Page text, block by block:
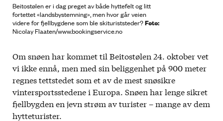
Beitostølen er i dag preget av både hyttefelt og litt
fortettet «landsbystemning», men hvor går veien
videre for fjellbygdene som ble skituriststeder?Foto:
Nicolay Flaaten/www.bookingservice.no
Om snøen har kommet til Beitostølen 24. oktober vet
vi ikke ennå, men med sin beliggenhet på 900 meter
regnes tettstedet som et av de mest snøsikre
vintersportsstedene i Europa. Snøen har lenge sikret
fjellbygden en jevn strøm av turister – mange av dem
hytteturister.